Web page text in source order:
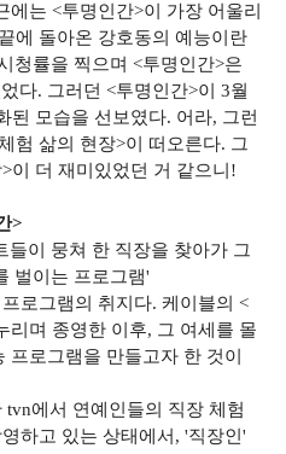
는 <투명인간>이 가장 어울리
에 돌아온 강호동의 예능이란
청률을 찍으며 <투명인간>은
다. 그러던 <투명인간>이 3월
된 모습을 선보였다. 어라, 그런
험 삶의 현장>이 떠오른다. 그
이 더 재미있었던 거 같으니!
>
들이 뭉쳐 한 직장을 찾아가 그
벌이는 프로그램'
로그램의 취지다. 케이블의 <
리며 종영한 이후, 그 여세를 몰
로그램을 만들고자 한 것이
에서 연예인들의 직장 체험
하고 있는 상태에서, '직장인'